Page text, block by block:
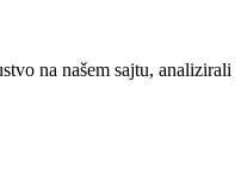
na našem sajtu,